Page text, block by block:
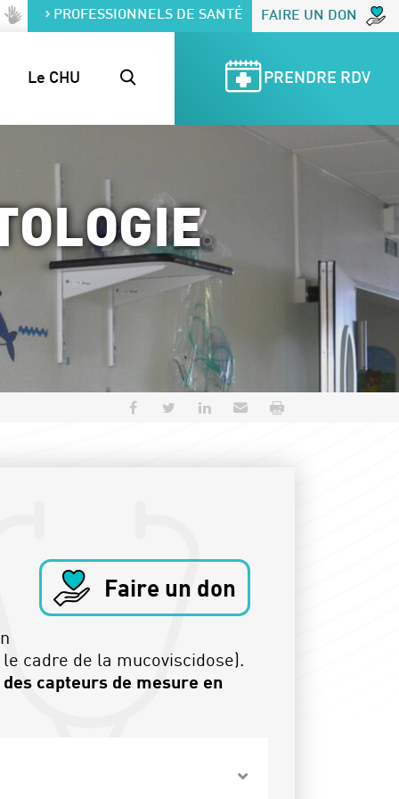
PROFESSIONNELS DE SANTÉ FAIRE UN DON
Le CHU PRENDRE RDV
Partager sur Facebook
Partager sur Twitter
Partager sur LinkedIn
Envoyer par e-mail
Faire un don
cadre de la mucoviscidose).
capteurs de mesure en